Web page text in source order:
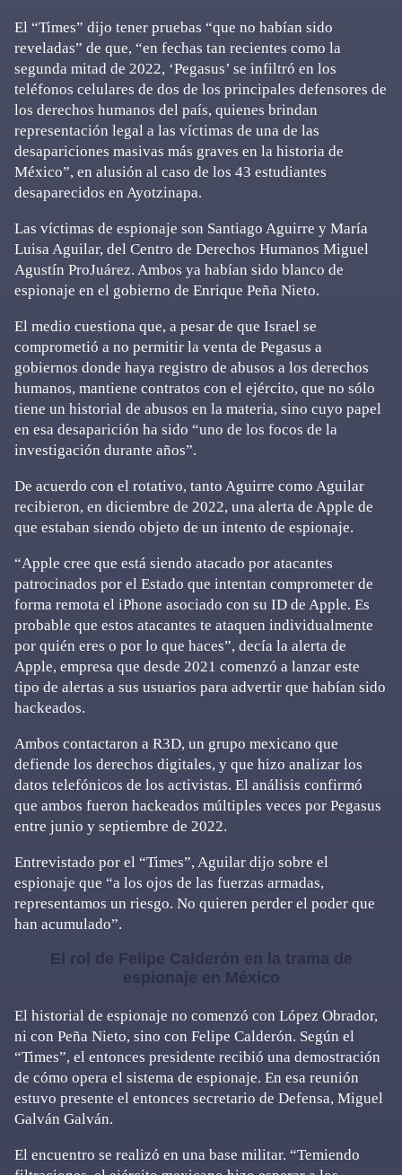
El “Times” dijo tener pruebas “que no habían sido
reveladas” de que, “en fechas tan recientes como la
segunda mitad de 2022, ‘Pegasus’ se infiltró en los
teléfonos celulares de dos de los principales defensores de
los derechos humanos del país, quienes brindan
representación legal a las víctimas de una de las
desapariciones masivas más graves en la historia de
México”, en alusión al caso de los 43 estudiantes
desaparecidos en Ayotzinapa.
Las víctimas de espionaje son Santiago Aguirre y María
Luisa Aguilar, del Centro de Derechos Humanos Miguel
Agustín ProJuárez. Ambos ya habían sido blanco de
espionaje en el gobierno de Enrique Peña Nieto.
El medio cuestiona que, a pesar de que Israel se
comprometió a no permitir la venta de Pegasus a
gobiernos donde haya registro de abusos a los derechos
humanos, mantiene contratos con el ejército, que no sólo
tiene un historial de abusos en la materia, sino cuyo papel
en esa desaparición ha sido “uno de los focos de la
investigación durante años”.
De acuerdo con el rotativo, tanto Aguirre como Aguilar
recibieron, en diciembre de 2022, una alerta de Apple de
que estaban siendo objeto de un intento de espionaje.
“Apple cree que está siendo atacado por atacantes
patrocinados por el Estado que intentan comprometer de
forma remota el iPhone asociado con su ID de Apple. Es
probable que estos atacantes te ataquen individualmente
por quién eres o por lo que haces”, decía la alerta de
Apple, empresa que desde 2021 comenzó a lanzar este
tipo de alertas a sus usuarios para advertir que habían sido
hackeados.
Ambos contactaron a R3D, un grupo mexicano que
defiende los derechos digitales, y que hizo analizar los
datos telefónicos de los activistas. El análisis confirmó
que ambos fueron hackeados múltiples veces por Pegasus
entre junio y septiembre de 2022.
Entrevistado por el “Times”, Aguilar dijo sobre el
espionaje que “a los ojos de las fuerzas armadas,
representamos un riesgo. No quieren perder el poder que
han acumulado”.
El rol de Felipe Calderón en la trama de
espionaje en México
El historial de espionaje no comenzó con López Obrador,
ni con Peña Nieto, sino con Felipe Calderón. Según el
“Times”, el entonces presidente recibió una demostración
de cómo opera el sistema de espionaje. En esa reunión
estuvo presente el entonces secretario de Defensa, Miguel
Galván Galván.
El encuentro se realizó en una base militar. “Temiendo